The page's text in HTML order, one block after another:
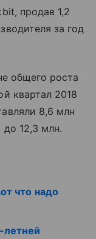
продав 1,2
за год
общего роста
квартал 2018
8,6 млн
12,3 млн.
что надо
летней